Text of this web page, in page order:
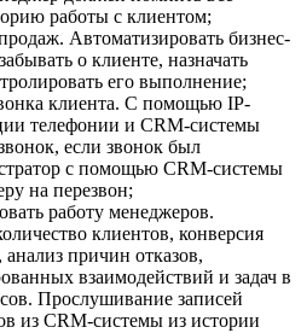
работы с клиентом;
Автоматизировать бизнес-
о клиенте, назначать
его выполнение;
клиента. С помощью IP-
телефонии и CRM-системы
если звонок был
с помощью CRM-системы
на перезвон;
работу менеджеров.
клиентов, конверсия
причин отказов,
взаимодействий и задач в
Прослушивание записей
из CRM-системы из истории